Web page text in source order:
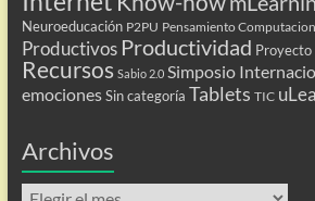
Neuroeducación P2PU Pensamiento
Productivos Productividad
Recursos Sabio 2.0 Simposio
emociones Sin categoría Tablets TIC
Archivos
Archivos